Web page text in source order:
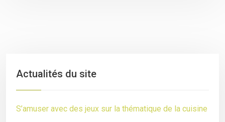
Actualités du site
S’amuser avec des jeux sur la thématique de la cuisine